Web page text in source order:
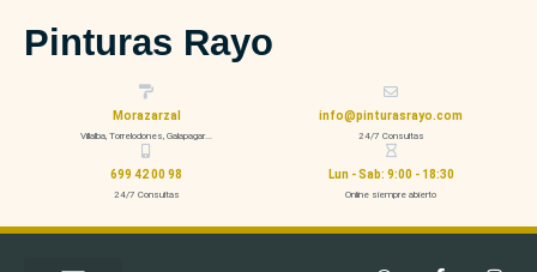
Pinturas Rayo
Morazarzal
Villalba, Torrelodones, Galapagar...
info@pinturasrayo.com
24/7 Consultas
699 42 00 98
24/7 Consultas
Lun - Sab: 9:00 - 18:30
Online siempre abierto